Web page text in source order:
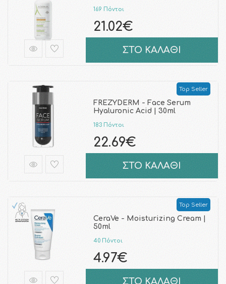
169 Πόντοι
21.02€
ΣΤΟ ΚΑΛΑΘΙ
Top Seller
FREZYDERM - Face Serum
Hyaluronic Acid | 30ml
183 Πόντοι
22.69€
ΣΤΟ ΚΑΛΑΘΙ
Top Seller
CeraVe - Moisturizing Cream |
50ml
40 Πόντοι
4.97€
ΣΤΟ ΚΑΛΑΘΙ